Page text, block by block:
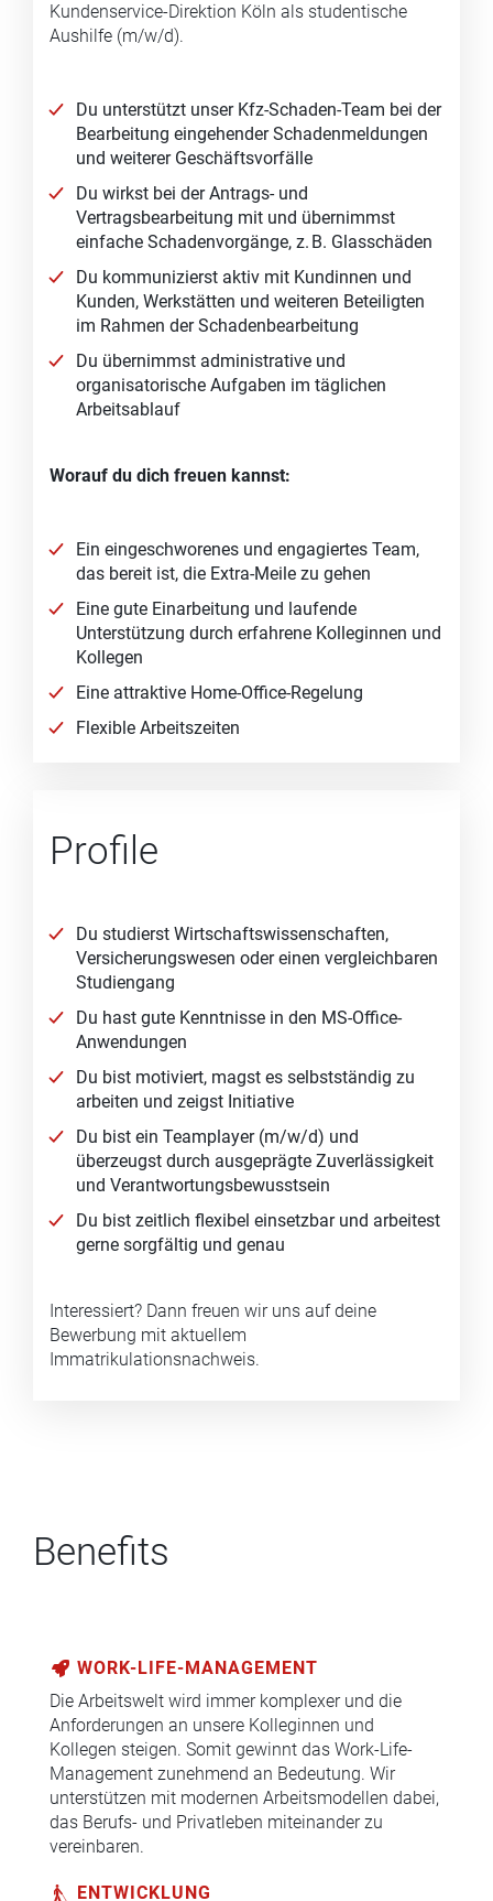
Kundenservice-Direktion Köln als studentische
Aushilfe (m/w/d).
Du unterstützt unser Kfz-Schaden-Team bei der
Bearbeitung eingehender Schadenmeldungen
und weiterer Geschäftsvorfälle
Du wirkst bei der Antrags- und
Vertragsbearbeitung mit und übernimmst
einfache Schadenvorgänge, z. B. Glasschäden
Du kommunizierst aktiv mit Kundinnen und
Kunden, Werkstätten und weiteren Beteiligten
im Rahmen der Schadenbearbeitung
Du übernimmst administrative und
organisatorische Aufgaben im täglichen
Arbeitsablauf
Worauf du dich freuen kannst:
Ein eingeschworenes und engagiertes Team,
das bereit ist, die Extra-Meile zu gehen
Eine gute Einarbeitung und laufende
Unterstützung durch erfahrene Kolleginnen und
Kollegen
Eine attraktive Home-Office-Regelung
Flexible Arbeitszeiten
Profile
Du studierst Wirtschaftswissenschaften,
Versicherungswesen oder einen vergleichbaren
Studiengang
Du hast gute Kenntnisse in den MS-Office-
Anwendungen
Du bist motiviert, magst es selbstständig zu
arbeiten und zeigst Initiative
Du bist ein Teamplayer (m/w/d) und
überzeugst durch ausgeprägte Zuverlässigkeit
und Verantwortungsbewusstsein
Du bist zeitlich flexibel einsetzbar und arbeitest
gerne sorgfältig und genau
Interessiert? Dann freuen wir uns auf deine
Bewerbung mit aktuellem
Immatrikulationsnachweis.
Benefits
WORK-LIFE-MANAGEMENT
Die Arbeitswelt wird immer komplexer und die
Anforderungen an unsere Kolleginnen und
Kollegen steigen. Somit gewinnt das Work-Life-
Management zunehmend an Bedeutung. Wir
unterstützen mit modernen Arbeitsmodellen dabei,
das Berufs- und Privatleben miteinander zu
vereinbaren.
ENTWICKLUNG